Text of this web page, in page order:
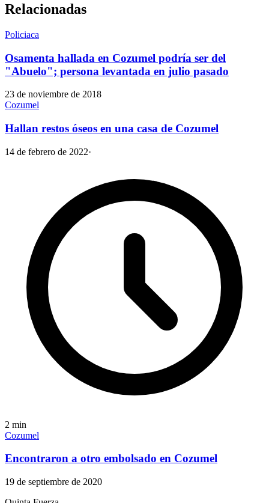
Relacionadas
Policiaca
Osamenta hallada en Cozumel podría ser del
"Abuelo"; persona levantada en julio pasado
23 de noviembre de 2018
Cozumel
Hallan restos óseos en una casa de Cozumel
14 de febrero de 2022·
2 min
Cozumel
Encontraron a otro embolsado en Cozumel
19 de septiembre de 2020